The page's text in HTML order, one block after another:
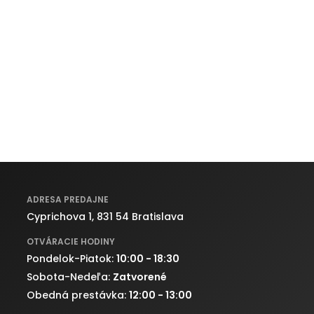
ADRESA PREDAJNE
Cyprichova 1, 831 54 Bratislava
OTVÁRACIE HODINY
Pondelok-Piatok: 10:00 - 18:30
Sobota-Nedeľa: Zatvorené
Obedná prestávka: 12:00 - 13:00